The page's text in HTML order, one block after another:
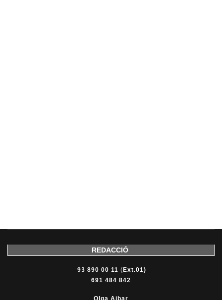
REDACCIÓ
93 890 00 11 ( Ext.01)
691 484 842
Olga Aibar